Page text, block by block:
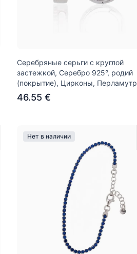
Серебряные серьги с круглой
застежкой, Серебро 925°, родий
(покрытие), Цирконы, Перламутр
46.55 €
Нет в наличии